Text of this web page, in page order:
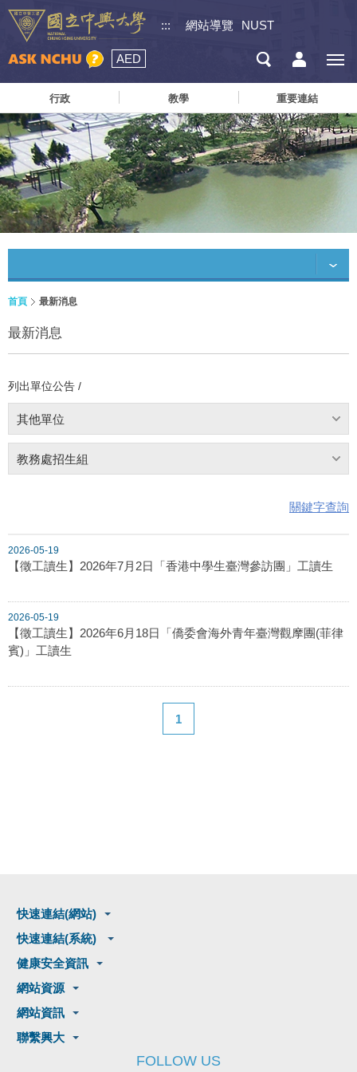
::: 網站導覽 NUST
AED
行政 教學 重要連結
首頁 最新消息
最新消息
列出單位公告 /
其他單位
教務處招生組
關鍵字查詢
2026-05-19
【徵工讀生】2026年7月2日「香港中學生臺灣參訪團」工讀生
2026-05-19
【徵工讀生】2026年6月18日「僑委會海外青年臺灣觀摩團(菲律
賓)」工讀生
1
快速連結(網站)
快速連結(系統)
健康安全資訊
網站資源
網站資訊
聯繫興大
FOLLOW US